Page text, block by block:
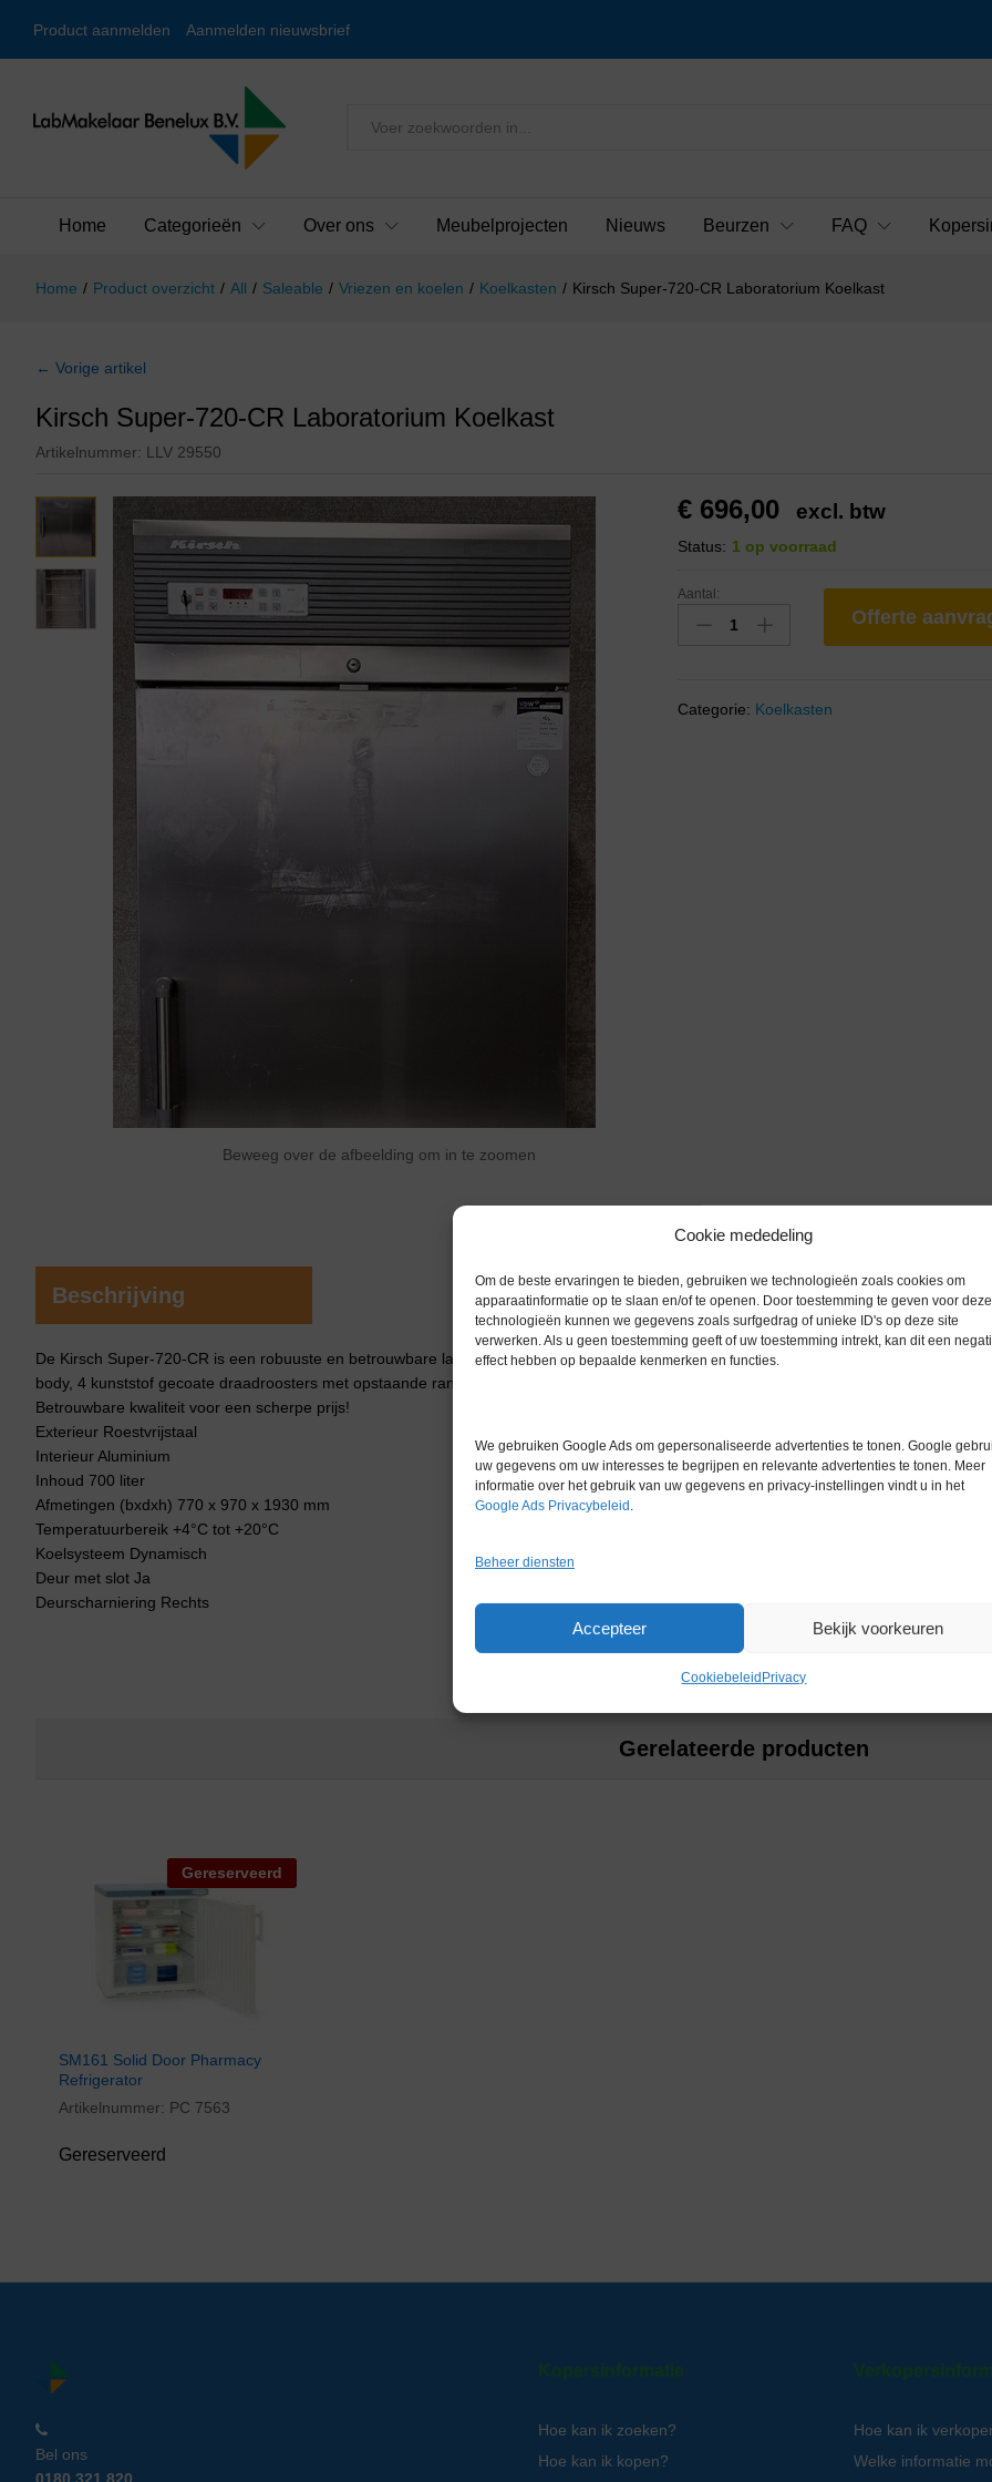
Cookie mededeling
Om de beste ervaringen te bieden, gebruiken we technologieën zoals cookies om
apparaatinformatie op te slaan en/of te openen. Door toestemming te geven voor deze
technologieën kunnen we gegevens zoals surfgedrag of unieke ID's op deze site
verwerken. Als u geen toestemming geeft of uw toestemming intrekt, kan dit een
effect hebben op bepaalde kenmerken en functies.
We gebruiken Google Ads om gepersonaliseerde advertenties te tonen. Google
uw gegevens om uw interesses te begrijpen en relevante advertenties te tonen. Meer
informatie over het gebruik van uw gegevens en privacy-instellingen vindt u in het
Google Ads Privacybeleid
Beheer diensten
Accepteer Bekijk voorkeuren
Cookiebeleid Privacy
Product aanmelden Aanmelden nieuwsbrief
Alles
Home Categorieën Over ons Meubelprojecten Nieuws Beurzen FAQ
Home / Product overzicht / All / Saleable / Vriezen en koelen / Koelkasten / Kirsch Super-720-CR Laboratorium Koelkast
← Vorige artikel
Kirsch Super-720-CR Laboratorium Koelkast
Artikelnummer: LLV 29550
Beweeg over de afbeelding om in te zoomen
€ 696,00 excl. btw
Status: 1 op voorraad
Aantal:
Offerte
Categorie: Koelkasten
Beschrijving
De Kirsch Super-720-CR is een robuuste en betrouwbare laboratorium koelkast met roestvrijstalen
body, 4 kunststof gecoate draadroosters met opstaande rand en 4 roestvrijstalen stelpoten.
Betrouwbare kwaliteit voor een scherpe prijs!
Exterieur Roestvrijstaal
Interieur Aluminium
Inhoud 700 liter
Afmetingen (bxdxh) 770 x 970 x 1930 mm
Temperatuurbereik +4°C tot +20°C
Koelsysteem Dynamisch
Deur met slot Ja
Deurscharniering Rechts
Extra informatie
Gewicht
Gerelateerde producten
Gereserveerd
SM161 Solid Door Pharmacy
Refrigerator
Artikelnummer: PC 7563
Gereserveerd
Bel ons
0180 321 820
Kopersinformatie
Hoe kan ik zoeken?
Hoe kan ik kopen?
Hoe kan ik
Welke informatie